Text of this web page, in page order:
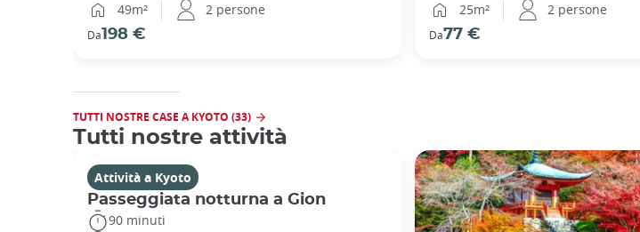
49m²
2 persone
Da198 €
25m²
2 persone
Da77 €
TUTTI NOSTRE CASE A KYOTO (33)
Tutti nostre attività
Attività a Kyoto
Passeggiata notturna a Gion
90 minuti